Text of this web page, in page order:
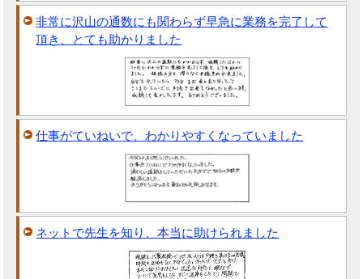
非常に沢山の通数にも関わらず早急に業務を完了して
頂き、とても助かりました
仕事がていねいで、わかりやすくなっていました
ネットで先生を知り、本当に助けられました